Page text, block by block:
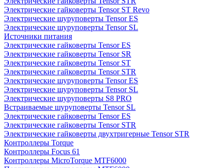
Электрические гайковерты Tensor ST Revo
Электрические шуруповерты Tensor ES
Электрические шуруповерты Tensor SL
Источники питания
Электрические гайковерты Tensor ES
Электрические гайковерты Tensor SR
Электрические гайковерты Tensor ST
Электрические гайковерты Tensor STR
Электрические шуруповерты Tensor ES
Электрические шуруповерты Tensor SL
Электрические шуруповерты S8 PRO
Встраиваемые шуруповерты Tensor SL
Электрические гайковерты Tensor ES
Электрические гайковерты Tensor STR
Электрические гайковерты двухтригерные Tensor STR
Контроллеры Torque
Контроллеры Focus 61
Контроллеры MicroTorque MTF6000